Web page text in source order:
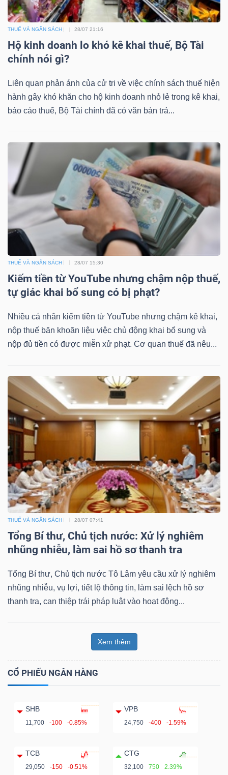
THUẾ VÀ NGÂN SÁCH 28/07 21:16
Hộ kinh doanh lo khó kê khai thuế, Bộ Tài
chính nói gì?
Liên quan phản ánh của cử tri về việc chính sách thuế hiện
hành gây khó khăn cho hộ kinh doanh nhỏ lẻ trong kê khai,
báo cáo thuế, Bộ Tài chính đã có văn bản trả...
THUẾ VÀ NGÂN SÁCH 28/07 15:30
Kiếm tiền từ YouTube nhưng chậm nộp thuế,
tự giác khai bổ sung có bị phạt?
Nhiều cá nhân kiếm tiền từ YouTube nhưng chậm kê khai,
nộp thuế băn khoăn liệu việc chủ động khai bổ sung và
nộp đủ tiền có được miễn xử phạt. Cơ quan thuế đã nêu...
THUẾ VÀ NGÂN SÁCH 28/07 07:41
Tổng Bí thư, Chủ tịch nước: Xử lý nghiêm
nhũng nhiễu, làm sai hồ sơ thanh tra
Tổng Bí thư, Chủ tịch nước Tô Lâm yêu cầu xử lý nghiêm
nhũng nhiễu, vụ lợi, tiết lộ thông tin, làm sai lệch hồ sơ
thanh tra, can thiệp trái pháp luật vào hoạt động...
Xem thêm
CỔ PHIẾU NGÂN HÀNG
SHB
11,700 -100 -0.85%
VPB
24,750 -400 -1.59%
TCB
29,050 -150 -0.51%
CTG
32,100 750 2.39%